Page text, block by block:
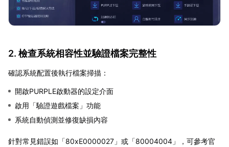
2. 檢查系統相容性並驗證檔案完整性
確認系統配置後執行檔案掃描：
開啟PURPLE啟動器的設定介面
啟用「驗證遊戲檔案」功能
系統自動偵測並修復缺損內容
針對常見錯誤如「80xE0000027」或「80004004」，可參考官